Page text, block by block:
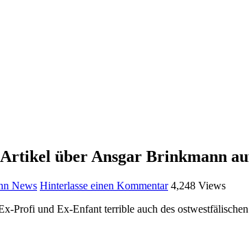
über Ansgar Brinkmann
News Hinterlasse einen Kommentar 4,248 Views
Profi und Ex-Enfant terrible auch des